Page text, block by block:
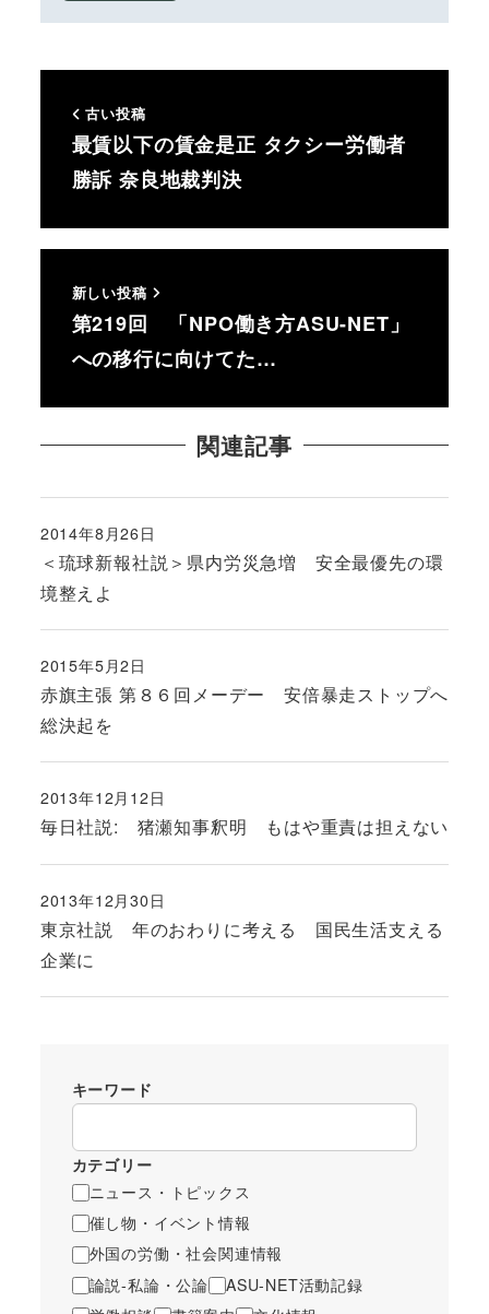
古い投稿
最賃以下の賃金是正 タクシー労働者
勝訴 奈良地裁判決
新しい投稿
第219回 「NPO働き方ASU-NET」
への移行に向けてた…
関連記事
＜琉球新報社説＞県内労災急増 安全最優先の環
境整えよ
投稿日
2014年8月26日
赤旗主張 第８６回メーデー 安倍暴走ストップへ
総決起を
投稿日
2015年5月2日
毎日社説: 猪瀬知事釈明 もはや重責は担えない
投稿日
2013年12月12日
東京社説 年のおわりに考える 国民生活支える
企業に
投稿日
2013年12月30日
キーワード
カテゴリー
ニュース・トピックス
催し物・イベント情報
外国の労働・社会関連情報
論説-私論・公論
ASU-NET活動記録